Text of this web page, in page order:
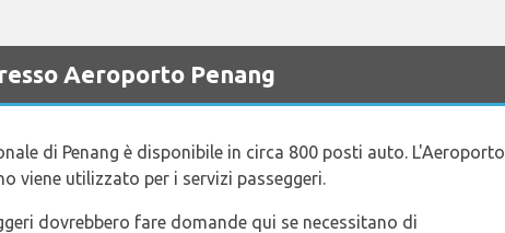
Aeroporto Penang
di Penang è disponibile in circa 800 posti auto. L'Aeroporto
viene utilizzato per i servizi passeggeri.
dovrebbero fare domande qui se necessitano di